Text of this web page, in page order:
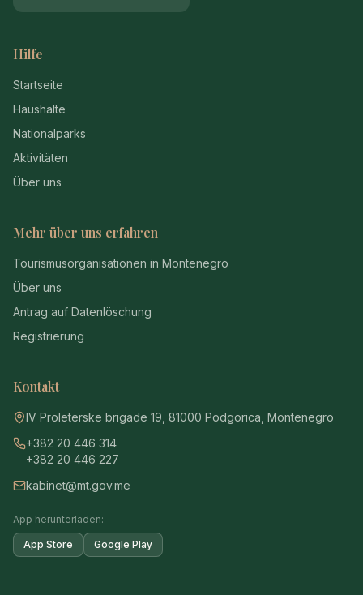
Hilfe
Startseite
Haushalte
Nationalparks
Aktivitäten
Über uns
Mehr über uns erfahren
Tourismusorganisationen in Montenegro
Über uns
Antrag auf Datenlöschung
Registrierung
Kontakt
IV Proleterske brigade 19, 81000 Podgorica, Montenegro
+382 20 446 314
+382 20 446 227
kabinet@mt.gov.me
App herunterladen:
App Store Google Play